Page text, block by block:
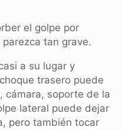
el golpe por
tan grave.
a su lugar y
trasero puede
cámara, soporte de la
lateral puede dejar
pero también tocar